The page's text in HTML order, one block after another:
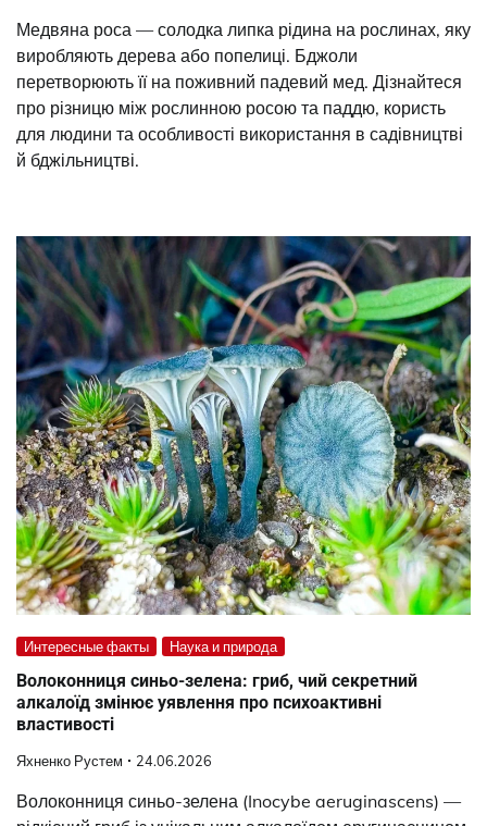
Медвяна роса — солодка липка рідина на рослинах, яку
виробляють дерева або попелиці. Бджоли
перетворюють її на поживний падевий мед. Дізнайтеся
про різницю між рослинною росою та паддю, користь
для людини та особливості використання в садівництві
й бджільництві.
Интересные факты Наука и природа
Волоконниця синьо-зелена: гриб, чий секретний
алкалоїд змінює уявлення про психоактивні
властивості
Яхненко Рустем 24.06.2026
Волоконниця синьо-зелена (Inocybe aeruginascens) —